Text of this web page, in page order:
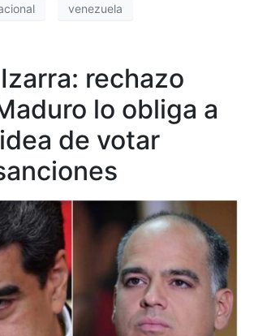
venezuela
rechazo
lo obliga a
de votar